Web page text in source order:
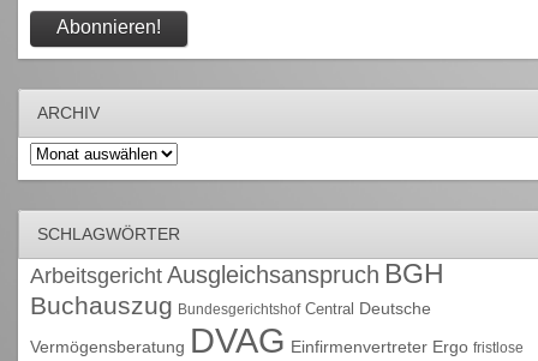
ARCHIV
Archiv
SCHLAGWÖRTER
Arbeitsgericht Ausgleichsanspruch BGH
Buchauszug Bundesgerichtshof Central Deutsche
Vermögensberatung DVAG Einfirmenvertreter Ergo fristlose